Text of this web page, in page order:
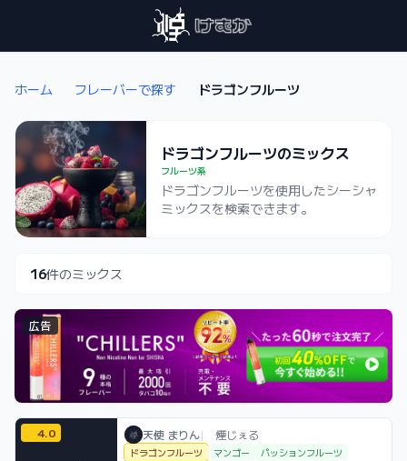
ホーム フレーバーで探す ドラゴンフルーツ
ドラゴンフルーツのミックス
フルーツ系
ドラゴンフルーツを使用したシーシャ
ミックスを検索できます。
16件のミックス
広告
4.0 天使 まりん / お店シーシャ / 2026年7月
天使 まりん| 煙じぇる
利用フレーバー
ドラゴンフルーツ マンゴー パッションフルーツ
コメント
評価